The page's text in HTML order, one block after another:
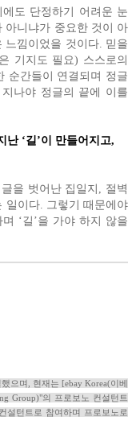
도 단정하기 어려운 눈
아니냐가 중요한 것이 아
낌이었을 것이다. 믿을
기지도 필요) 스스로의
순간들이 연결되며 정글
나야 정글의 끝에 이를
‘길’이 만들어지고,
을 벗어난 집일지, 절벽
일이다. 그렇기 때문에야
‘길’을 가야 하지 않을
으며, 현재는 [ebay Korea(이베
Group)"의 프로보노 컨설턴트
설턴트로 참여하며 프로보노로